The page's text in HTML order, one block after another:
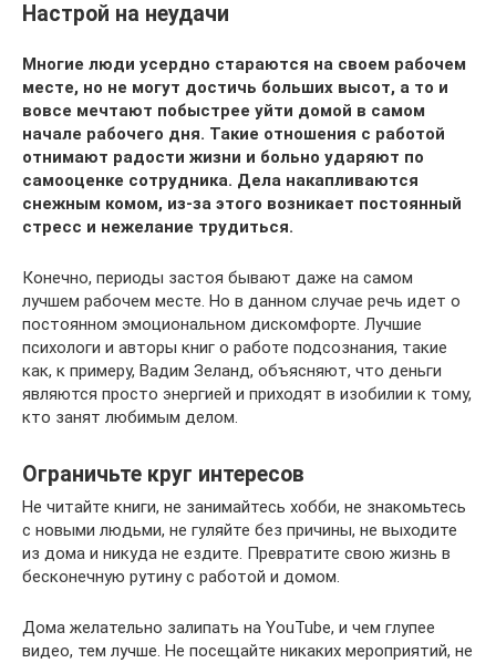
Настрой на неудачи
Многие люди усердно стараются на своем рабочем
месте, но не могут достичь больших высот, а то и
вовсе мечтают побыстрее уйти домой в самом
начале рабочего дня. Такие отношения с работой
отнимают радости жизни и больно ударяют по
самооценке сотрудника. Дела накапливаются
снежным комом, из-за этого возникает постоянный
стресс и нежелание трудиться.
Конечно, периоды застоя бывают даже на самом
лучшем рабочем месте. Но в данном случае речь идет о
постоянном эмоциональном дискомфорте. Лучшие
психологи и авторы книг о работе подсознания, такие
как, к примеру, Вадим Зеланд, объясняют, что деньги
являются просто энергией и приходят в изобилии к тому,
кто занят любимым делом.
Ограничьте круг интересов
Не читайте книги, не занимайтесь хобби, не знакомьтесь
с новыми людьми, не гуляйте без причины, не выходите
из дома и никуда не ездите. Превратите свою жизнь в
бесконечную рутину с работой и домом.
Дома желательно залипать на YouTube, и чем глупее
видео, тем лучше. Не посещайте никаких мероприятий, не